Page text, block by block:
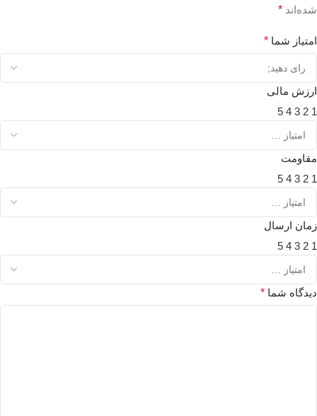
شده‌اند *
امتیاز شما *
ارزش مالی
1
2
3
4
5
مقاومت
1
2
3
4
5
زمان ارسال
1
2
3
4
5
دیدگاه شما *